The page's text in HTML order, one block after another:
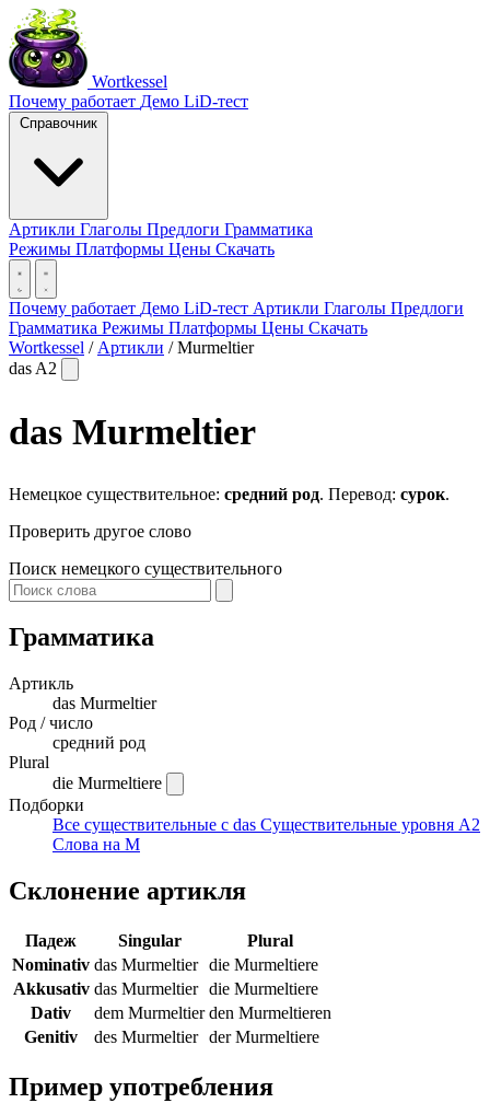
Wortkessel
Почему работает Демо LiD-тест
Справочник
Артикли Глаголы Предлоги Грамматика
Режимы Платформы Цены Скачать
Почему работает Демо LiD-тест Артикли Глаголы Предлоги
Грамматика Режимы Платформы Цены Скачать
Wortkessel / Артикли / Murmeltier
das A2
das Murmeltier
Немецкое существительное: средний род. Перевод: сурок.
Проверить другое слово
Поиск немецкого существительного
Грамматика
Артикль
das Murmeltier
Род / число
средний род
Plural
die Murmeltiere
Подборки
Все существительные с das Существительные уровня A2
Слова на M
Склонение артикля
Падеж Singular
Plural
Nominativ das Murmeltier die Murmeltiere
Akkusativ das Murmeltier die Murmeltiere
Dativ
dem Murmeltier den Murmeltieren
Genitiv
des Murmeltier der Murmeltiere
Пример употребления